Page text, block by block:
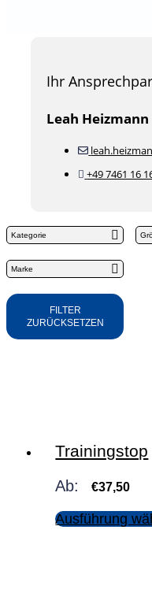
Ihr
Leah Heizmann
+49 7461 16
Kategorie
Marke
FILTER
ZURÜCKSETZEN
Trainingstop
Ab: €37,50
Ausführung